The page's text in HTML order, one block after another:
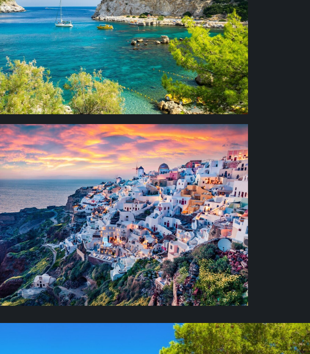
построена еще рыцарями-госпитальерами, родина одного из
семи чудес света — Родосского Колосса. Вас ждут: Дворец
Великих магистров, гора Цамбика с монастырем, в котором
хранится чудотворная икона Девы Марии; гавань апостола
Павла, Долина бабочек, древний городок Линдос, страусиная
ферма и Прассонисси – уникальное место, где можно
искупаться сразу в двух морях – Средиземном и Эгейском.
САНТОРИНИ
Одно из самых романтичных мест земли, 3 500 лет истории
Греции, которую не покажут обычным туристам: холеный,
фантастически красивый, высокомерно-аристократичный и, в
то же время, по-домашнему уютный остров. Именно здесь
становится понятным пристрастие греков к превосходным
степеням: каждый пейзаж — восхитителен, каждый памятник
архитектуры — невероятен, вино и кухня –бесподобны, а
сервис — безупречен